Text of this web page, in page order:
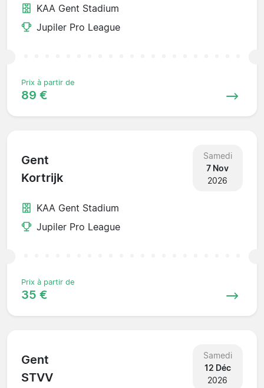
KAA Gent Stadium
Jupiler Pro League
Prix à partir de
89 €
Gent
Kortrijk
Samedi
7 Nov
2026
KAA Gent Stadium
Jupiler Pro League
Prix à partir de
35 €
Gent
STVV
Samedi
12 Déc
2026